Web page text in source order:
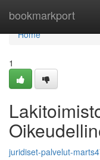
bookmarkport
Home
Home
1
juridiset-palvelut-